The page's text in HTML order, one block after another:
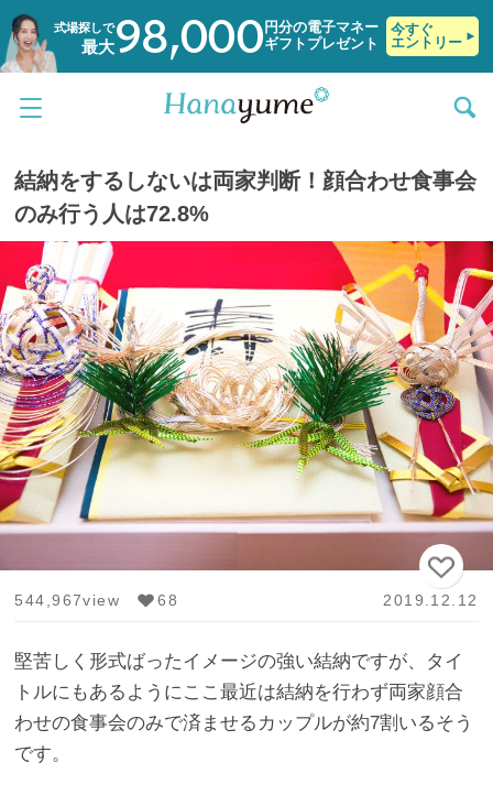
式場探しで
最大98,000 円分の電子マネー
ギフトプレゼント
今すぐ
エントリー
結納をするしないは両家判断！顔合わせ食事会
のみ行う人は72.8%
544,967view 68 2019.12.12
堅苦しく形式ばったイメージの強い結納ですが、タイ
トルにもあるようにここ最近は結納を行わず両家顔合
わせの食事会のみで済ませるカップルが約7割いるそう
です。